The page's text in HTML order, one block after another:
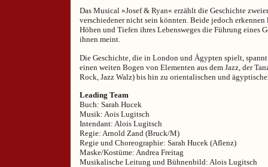
Das Musical »Josef & Ryan« erzählt die Geschichte
verschiedener nicht sein könnten. Beide jedoch
Höhen und Tiefen ihres Lebensweges die Führung eines
ihnen meint.
Die Geschichte, die in London und Ägypten spielt,
einen weiten Bogen von Elementen aus dem Jazz, der
Rock, Jazz Walz) bis hin zu orientalischen und
Leading Team
Buch: Sarah Hucek
Musik: Aois Lugitsch
Intendant: Alois Lugitsch
Regie: Arnold Zand (Bruck/M)
Regie und Choreographie: Sarah Hucek (Aflenz)
Maske/Kostüme: Andrea Freitag
Musikalische Leitung und Bühnenbild: Alois Lugitsch